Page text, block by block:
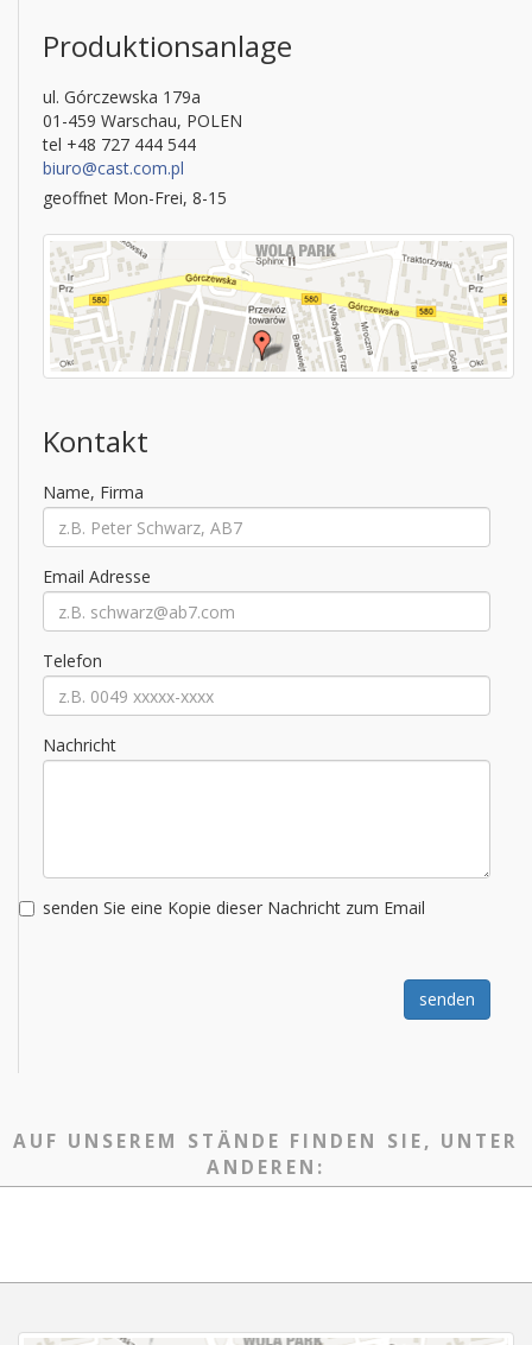
Produktionsanlage
ul. Górczewska 179a
01-459 Warschau, POLEN
tel +48 727 444 544
biuro@cast.com.pl
geoffnet Mon-Frei, 8-15
Kontakt
Name, Firma
Email Adresse
Telefon
Nachricht
senden Sie eine Kopie dieser Nachricht zum Email
senden
AUF UNSEREM STÄNDE FINDEN SIE, UNTER
ANDEREN: